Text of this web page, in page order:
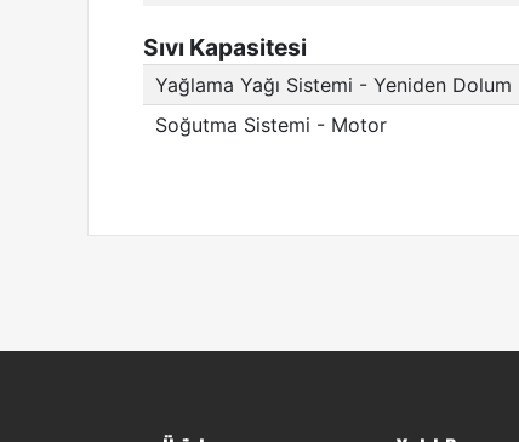
Sıvı Kapasitesi
Yağlama Yağı Sistemi - Yeniden Dolum
Soğutma Sistemi - Motor